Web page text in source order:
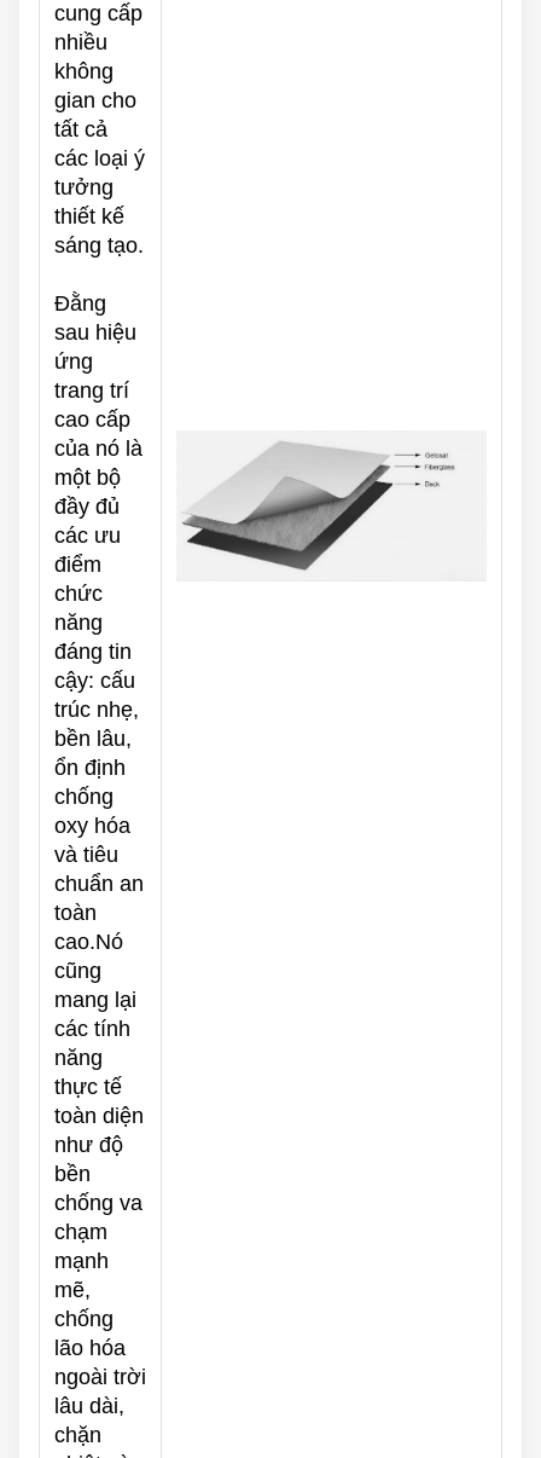
cung cấp
nhiều
không
gian cho
tất cả
các loại ý
tưởng
thiết kế
sáng tạo.
Đằng
sau hiệu
ứng
trang trí
cao cấp
của nó là
một bộ
đầy đủ
các ưu
điểm
chức
năng
đáng tin
cậy: cấu
trúc nhẹ,
bền lâu,
ổn định
chống
oxy hóa
và tiêu
chuẩn an
toàn
cao.Nó
cũng
mang lại
các tính
năng
thực tế
toàn diện
như độ
bền
chống va
chạm
mạnh
mẽ,
chống
lão hóa
ngoài trời
lâu dài,
chặn